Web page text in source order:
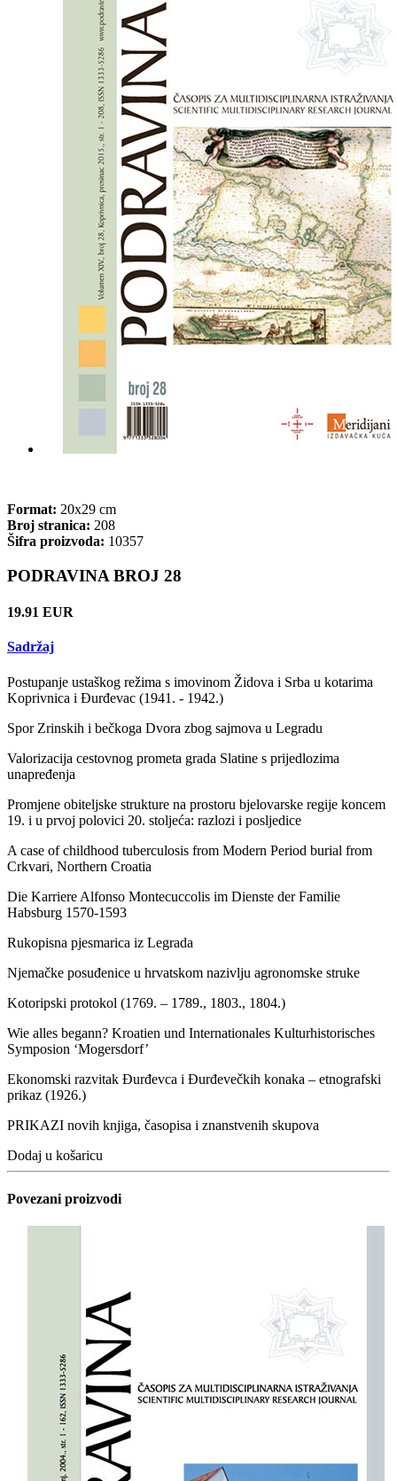
Format: 20x29 cm
Broj stranica: 208
Šifra proizvoda: 10357
PODRAVINA BROJ 28
19.91 EUR
Sadržaj
Postupanje ustaškog režima s imovinom Židova i Srba u kotarima
Koprivnica i Đurđevac (1941. - 1942.)
Spor Zrinskih i bečkoga Dvora zbog sajmova u Legradu
Valorizacija cestovnog prometa grada Slatine s prijedlozima
unapređenja
Promjene obiteljske strukture na prostoru bjelovarske regije koncem
19. i u prvoj polovici 20. stoljeća: razlozi i posljedice
A case of childhood tuberculosis from Modern Period burial from
Crkvari, Northern Croatia
Die Karriere Alfonso Montecuccolis im Dienste der Familie
Habsburg 1570-1593
Rukopisna pjesmarica iz Legrada
Njemačke posuđenice u hrvatskom nazivlju agronomske struke
Kotoripski protokol (1769. – 1789., 1803., 1804.)
Wie alles begann? Kroatien und Internationales Kulturhistorisches
Symposion ‘Mogersdorf’
Ekonomski razvitak Đurđevca i Đurđevečkih konaka – etnografski
prikaz (1926.)
PRIKAZI novih knjiga, časopisa i znanstvenih skupova
Dodaj u košaricu
Povezani proizvodi